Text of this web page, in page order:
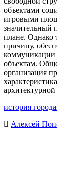
объектами
игровыми
значительный
плане. Однако
причину,
коммуникации
объектам.
организация
история города
Алексей